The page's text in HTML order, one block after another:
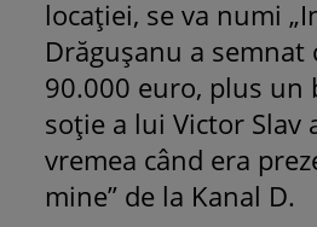
locației, se va numi
Drăgușanu a
90.000 euro, plus un
soție a lui Victor
vremea când era
mine” de la Kanal D.